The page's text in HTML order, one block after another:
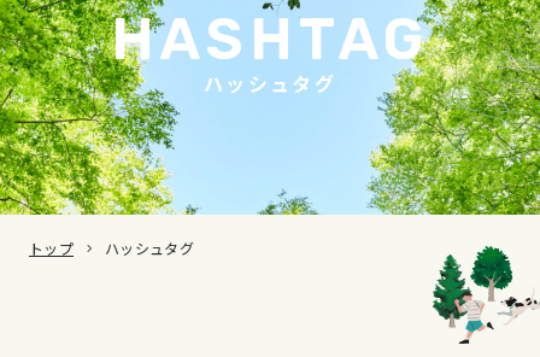
HASHTAG
ハッシュタグ
トップ ハッシュタグ